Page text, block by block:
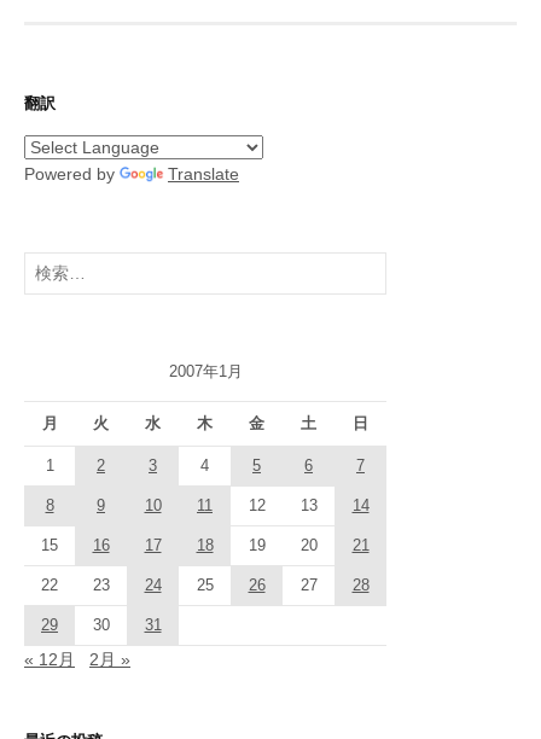
翻訳
Powered by Translate
検
索:
2007年1月
月 火 水 木 金 土 日
1 2 3 4 5 6 7
8 9 10 11 12 13 14
15 16 17 18 19 20 21
22 23 24 25 26 27 28
29 30 31
« 12月 2月 »